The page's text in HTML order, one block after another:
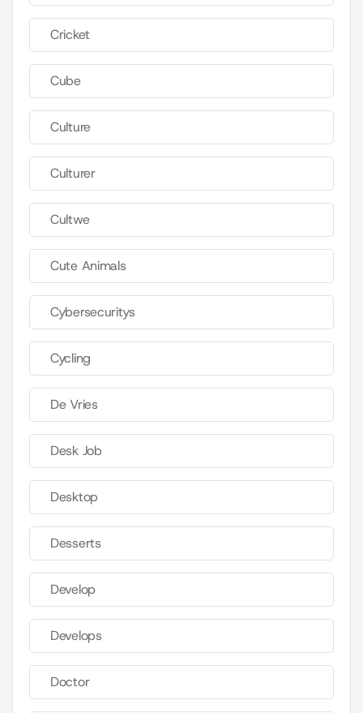
Cricket
Cube
Culture
Culturer
Cultwe
Cute Animals
Cybersecuritys
Cycling
De Vries
Desk Job
Desktop
Desserts
Develop
Develops
Doctor